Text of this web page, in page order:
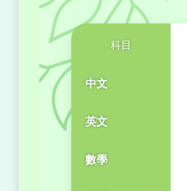
科目
中文
英文
數學